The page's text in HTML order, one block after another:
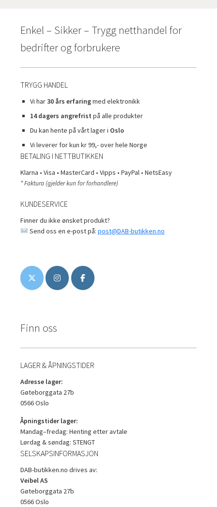
Enkel – Sikker – Trygg netthandel for
bedrifter og forbrukere
TRYGG HANDEL
Vi har30 års erfaringmed elektronikk
14 dagers angrefrist på alle produkter
Du kan hente på vårt lager i Oslo
Vi leverer for kun kr 99,- over hele Norge
BETALING I NETTBUTIKKEN
Klarna • Visa • MasterCard • Vipps • PayPal • NetsEasy
* Faktura (gjelder kun for forhandlere)
KUNDESERVICE
Finner du ikke ønsket produkt?
Send oss en e-post på: post@DAB-butikken.no
Finn oss
LAGER & ÅPNINGSTIDER
Adresse lager:
Gøteborggata 27b
0566 Oslo
Åpningstider lager:
Mandag–fredag: Henting etter avtale
Lørdag & søndag: STENGT
SELSKAPSINFORMASJON
DAB-butikken.no drives av:
Veibel AS
Gøteborggata 27b
0566 Oslo